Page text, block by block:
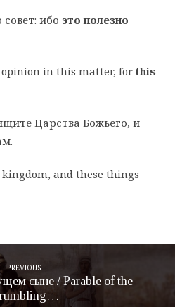
ибо это полезно
in this matter, for this
Царства Божьего, и
kingdom, and these things
PREVIOUS
сыне / Parable of the